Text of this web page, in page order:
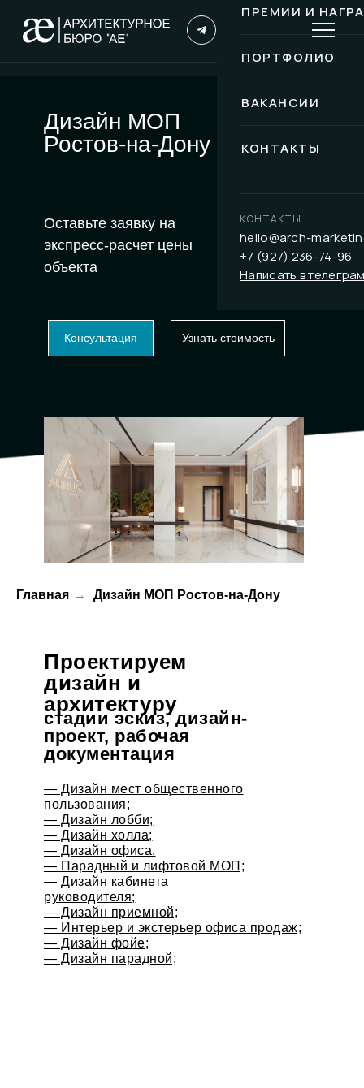
ПРЕМИИ И
ПОРТФОЛИО
ВАКАНСИИ
КОНТАКТЫ
КОНТАКТЫ
hello@arch-
+7 (927) 236-74-96
Написать в
Дизайн МОП
Ростов-на-Дону
Консультация Узнать стоимость
Оставьте заявку на
экспресс-расчет цены
объекта
Главная → Дизайн МОП Ростов-на-Дону
Проектируем
дизайн и
архитектуру
— Дизайн мест общественного
пользования;
— Дизайн лобби;
— Дизайн холла;
— Дизайн офиса.
— Парадный и лифтовой МОП;
— Дизайн кабинета
руководителя;
— Дизайн приемной;
— Интерьер и экстерьер офиса продаж;
— Дизайн фойе;
— Дизайн парадной;
стадии эскиз, дизайн-
проект, рабочая
документация